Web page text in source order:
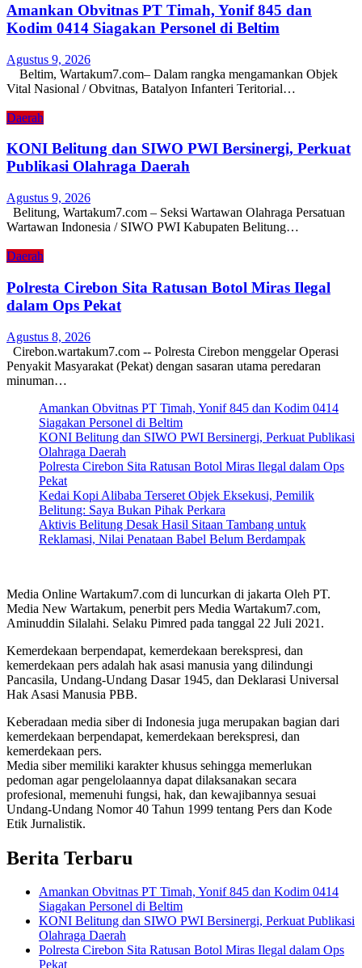
Amankan Obvitnas PT Timah, Yonif 845 dan
Kodim 0414 Siagakan Personel di Beltim
Agustus 9, 2026
Beltim, Wartakum7.com– Dalam rangka mengamankan Objek
Vital Nasional / Obvitnas, Batalyon Infanteri Teritorial…
Daerah
KONI Belitung dan SIWO PWI Bersinergi, Perkuat
Publikasi Olahraga Daerah
Agustus 9, 2026
Belitung, Wartakum7.com – Seksi Wartawan Olahraga Persatuan
Wartawan Indonesia / SIWO PWI Kabupaten Belitung…
Daerah
Polresta Cirebon Sita Ratusan Botol Miras Ilegal
dalam Ops Pekat
Agustus 8, 2026
Cirebon.wartakum7.com -- Polresta Cirebon menggelar Operasi
Penyakit Masyarakat (Pekat) dengan sasaran utama peredaran
minuman…
Amankan Obvitnas PT Timah, Yonif 845 dan Kodim 0414
Siagakan Personel di Beltim
KONI Belitung dan SIWO PWI Bersinergi, Perkuat Publikasi
Olahraga Daerah
Polresta Cirebon Sita Ratusan Botol Miras Ilegal dalam Ops
Pekat
Kedai Kopi Alibaba Terseret Objek Eksekusi, Pemilik
Belitung: Saya Bukan Pihak Perkara
Aktivis Belitung Desak Hasil Sitaan Tambang untuk
Reklamasi, Nilai Penataan Babel Belum Berdampak
Media Online Wartakum7.com di luncurkan di jakarta Oleh PT.
Media New Wartakum, penerbit pers Media Wartakum7.com,
Aminuddin Silalahi. Selaku Pimred pada tanggal 22 Juli 2021.
Kemerdekaan berpendapat, kemerdekaan berekspresi, dan
kemerdekaan pers adalah hak asasi manusia yang dilindungi
Pancasila, Undang-Undang Dasar 1945, dan Deklarasi Universal
Hak Asasi Manusia PBB.
Keberadaan media siber di Indonesia juga merupakan bagian dari
kemerdekaan berpendapat, kemerdekaan berekspresi, dan
kemerdekaan pers.
Media siber memiliki karakter khusus sehingga memerlukan
pedoman agar pengelolaannya dapat dilaksanakan secara
profesional, memenuhi fungsi, hak, dan kewajibannya sesuai
Undang-Undang Nomor 40 Tahun 1999 tentang Pers dan Kode
Etik Jurnalistik.
Berita Terbaru
Amankan Obvitnas PT Timah, Yonif 845 dan Kodim 0414
Siagakan Personel di Beltim
KONI Belitung dan SIWO PWI Bersinergi, Perkuat Publikasi
Olahraga Daerah
Polresta Cirebon Sita Ratusan Botol Miras Ilegal dalam Ops
Pekat